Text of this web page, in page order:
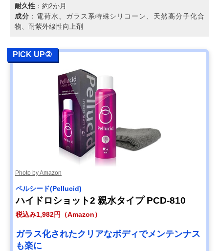
耐久性 ：約2か月
成分 ：電荷水、ガラス系特殊シリコーン、天然高分子化合
物、耐紫外線性向上剤
PICK UP②
Photo by Amazon
ペルシード(Pellucid)
ハイドロショット2 親水タイプ PCD-810
税込み1,982円（Amazon）
ガラス化されたクリアなボディでメンテンナス
も楽に